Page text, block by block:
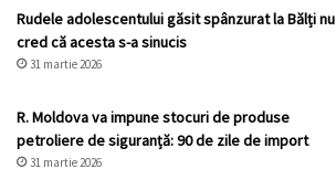
Rudele adolescentului găsit spânzurat la Bălți nu
cred că acesta s-a sinucis
31 martie 2026
R. Moldova va impune stocuri de produse
petroliere de siguranță: 90 de zile de import
31 martie 2026